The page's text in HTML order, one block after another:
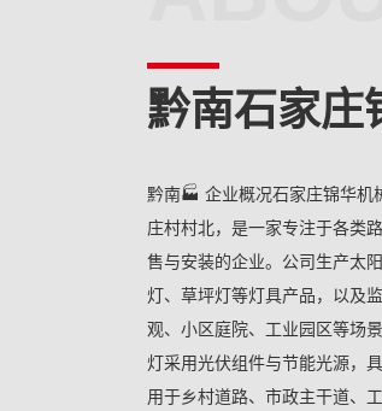
黔南石家庄
黔南🏭 企业概况石家庄锦华机
庄村村北，是一家专注于各类
售与安装的企业。公司生产太
灯、草坪灯等灯具产品，以及
观、小区庭院、工业园区等场
灯采用光伏组件与节能光源，
用于乡村道路、市政主干道、